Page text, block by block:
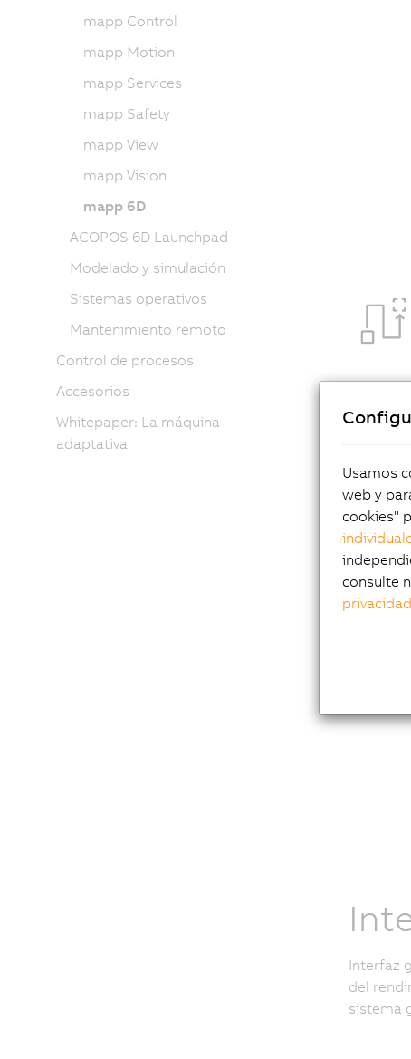
Interfaz
del
sistema
mapp Control
mapp Motion
mapp Services
mapp Safety
mapp View
mapp Vision
mapp 6D
ACOPOS 6D Launchpad
Modelado y simulación
Sistemas operativos
Mantenimiento remoto
Control de procesos
Accesorios
Whitepaper: La máquina
adaptativa
Usamos
web y
cookies"
consulte
privacidad